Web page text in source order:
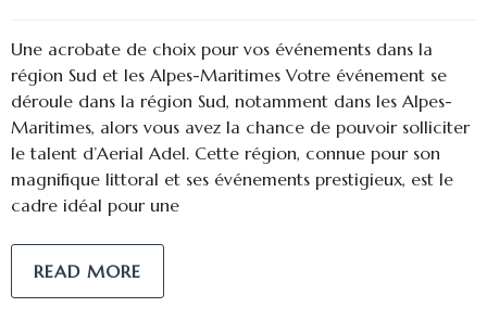
Une acrobate de choix pour vos événements dans la
région Sud et les Alpes-Maritimes Votre événement se
déroule dans la région Sud, notamment dans les Alpes-
Maritimes, alors vous avez la chance de pouvoir solliciter
le talent d’Aerial Adel. Cette région, connue pour son
magnifique littoral et ses événements prestigieux, est le
cadre idéal pour une
READ MORE